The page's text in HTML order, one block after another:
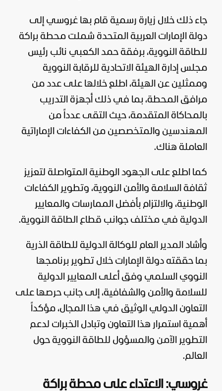
جاء ذلك خلال زيارة رسمية قام بها غروسي إلى
دولة الإمارات العربية المتحدة شملت محطة براكة
للطاقة النووية، برفقة حمد الكعبي نائب رئيس
مجلس إدارة الهيئة الاتحادية للرقابة النووية
وممثلين عن الهيئة، اطلع خلالها على عدد من
مرافق المحطة، بما في ذلك أجهزة التدريب
بالمحاكاة المتقدمة، حيث التقى عدداً من
المهندسين والمتخصصين من الكفاءات الإماراتية
العاملة هناك.
كما اطلع على الجهود الوطنية المتواصلة لتعزيز
ثقافة السلامة والأمن النووية، وتطوير الكفاءات
الوطنية، والالتزام بأفضل الممارسات والمعايير
الدولية في مختلف جوانب قطاع الطاقة النووية.
وأشاد المدير العام للوكالة الدولية للطاقة الذرية
بما حققته دولة الإمارات خلال تطوير برنامجها
النووي السلمي وفق أعلى المعايير الدولية
للسلامة والأمن والشفافية، إلى جانب حرصها على
التعاون الدولي الوثيق في هذا المجال، مؤكداً
أهمية استمرار هذا التعاون وتبادل الخبرات لدعم
التطوير الآمن والمسؤول للطاقة النووية حول
العالم.
غروسي: الاعتداء على محطة براكة